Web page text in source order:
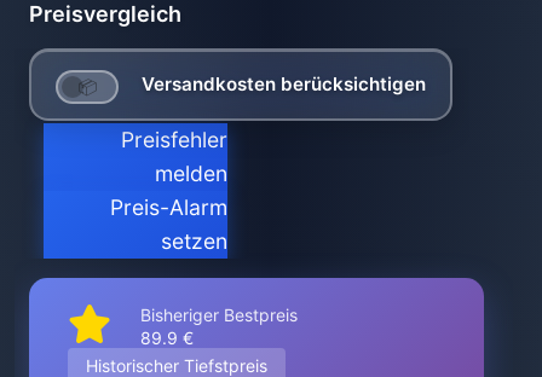
Preisvergleich
Versandkosten berücksichtigen
Preisfehler
melden
Preis-Alarm
setzen
Bisheriger Bestpreis
89.9 €
Historischer Tiefstpreis